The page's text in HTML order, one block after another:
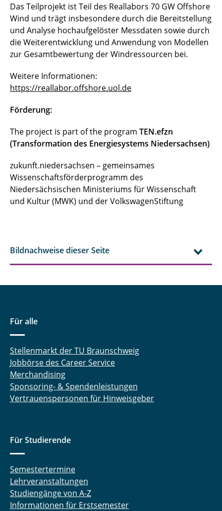
Das Teilprojekt ist Teil des Reallabors 70 GW Offshore
Wind und trägt insbesondere durch die Bereitstellung
und Analyse hochaufgelöster Messdaten sowie durch
die Weiterentwicklung und Anwendung von Modellen
zur Gesamtbewertung der Windressourcen bei.
Weitere Informationen:
https://reallabor.offshore.uol.de
Förderung:
The project is part of the program TEN.efzn
(Transformation des Energiesystems Niedersachsen)
zukunft.niedersachsen – gemeinsames
Wissenschaftsförderprogramm des
Niedersächsischen Ministeriums für Wissenschaft
und Kultur (MWK) und der VolkswagenStiftung
Bildnachweise dieser Seite
Für alle
Stellenmarkt der TU Braunschweig
Jobbörse des Career Service
Merchandising
Sponsoring- & Spendenleistungen
Vertrauenspersonen für Hinweisgeber
Für Studierende
Semestertermine
Lehrveranstaltungen
Studiengänge von A-Z
Informationen für Erstsemester